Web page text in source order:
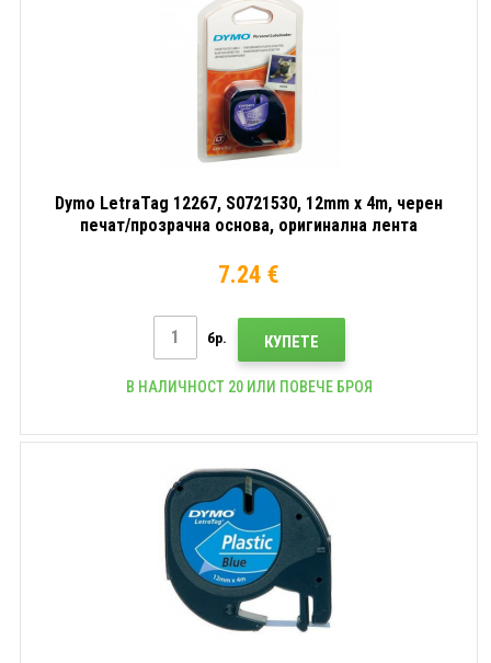
Dymo LetraTag 12267, S0721530, 12mm x 4m, черен
печат/прозрачна основа, оригинална лента
7.24 €
бр. КУПЕТЕ
В НАЛИЧНОСТ 20 ИЛИ ПОВЕЧЕ БРОЯ